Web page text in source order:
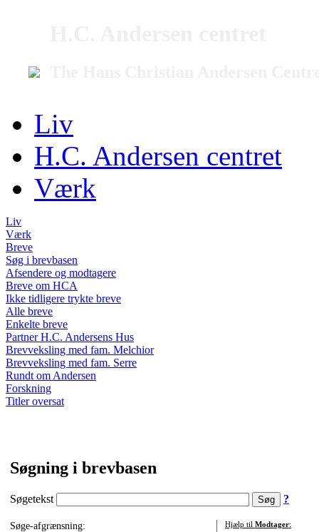
Liv
H.C. Andersen centret
Værk
Liv
Værk
Breve
Søg i brevbasen
Afsendere og modtagere
Breve om HCA
Ikke tidligere trykte breve
Alle breve
Enkelte breve
Partner H.C. Andersens Hus
Brevveksling med fam. Melchior
Brevveksling med fam. Serre
Rundt om Andersen
Forskning
Titler oversat
Søgning i brevbasen
Søgetekst ?
Søge-afgrænsning:
Hjælp til Modtager: